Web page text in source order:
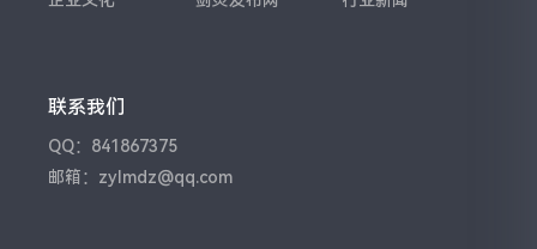
联系我们
QQ：841867375
邮箱：zylmdz@qq.com